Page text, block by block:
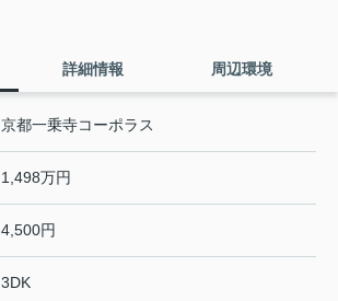
詳細情報 周辺環境
京都一乗寺コーポラス
1,498万円
4,500円
3DK